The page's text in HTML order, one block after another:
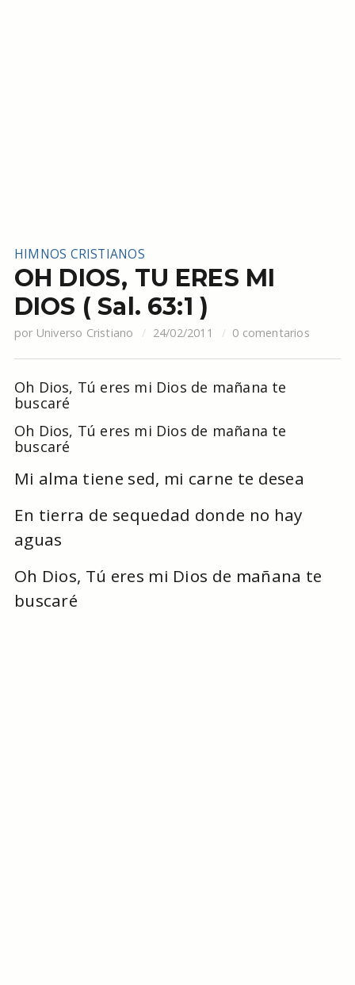
HIMNOS CRISTIANOS
OH DIOS, TU ERES MI
DIOS ( Sal. 63:1 )
por Universo Cristiano 24/02/2011 0 comentarios
Oh Dios, Tú eres mi Dios de mañana te
buscaré
Oh Dios, Tú eres mi Dios de mañana te
buscaré
Mi alma tiene sed, mi carne te desea
En tierra de sequedad donde no hay
aguas
Oh Dios, Tú eres mi Dios de mañana te
buscaré